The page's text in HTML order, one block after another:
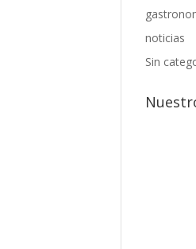
noticias
Sin